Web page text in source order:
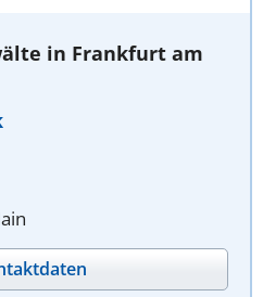
in Frankfurt am